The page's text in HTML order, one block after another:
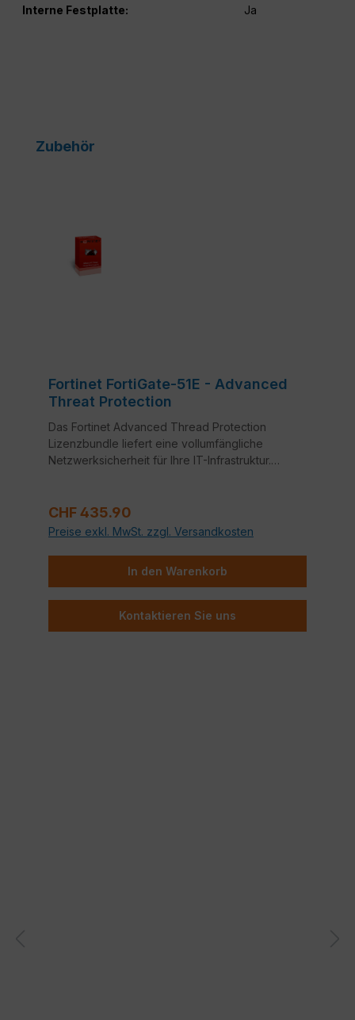
Interne Festplatte: Ja
Produktgalerie überspringen
Zubehör
Fortinet FortiGate-51E - Advanced
Threat Protection
Das Fortinet Advanced Thread Protection
Lizenzbundle liefert eine vollumfängliche
Netzwerksicherheit für Ihre IT-Infrastruktur.
Intrusion Prevention System (IPS) und Anti-Virus.
Regulärer Preis:
CHF 435.90
Preise exkl. MwSt. zzgl. Versandkosten
In den Warenkorb
Kontaktieren Sie uns